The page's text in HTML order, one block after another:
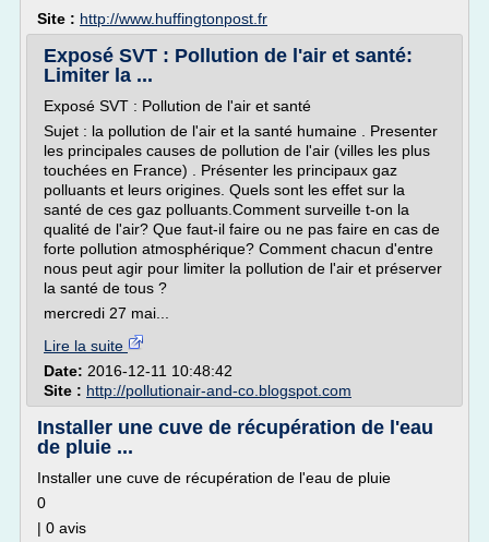
Site : http://www.huffingtonpost.fr
Exposé SVT : Pollution de l'air et santé:
Limiter la ...
Exposé SVT : Pollution de l'air et santé
Sujet : la pollution de l'air et la santé humaine . Presenter
les principales causes de pollution de l'air (villes les plus
touchées en France) . Présenter les principaux gaz
polluants et leurs origines. Quels sont les effet sur la
santé de ces gaz polluants.Comment surveille t-on la
qualité de l'air? Que faut-il faire ou ne pas faire en cas de
forte pollution atmosphérique? Comment chacun d'entre
nous peut agir pour limiter la pollution de l'air et préserver
la santé de tous ?
mercredi 27 mai...
Lire la suite
Date: 2016-12-11 10:48:42
Site : http://pollutionair-and-co.blogspot.com
Installer une cuve de récupération de l'eau
de pluie ...
Installer une cuve de récupération de l'eau de pluie
0
| 0 avis